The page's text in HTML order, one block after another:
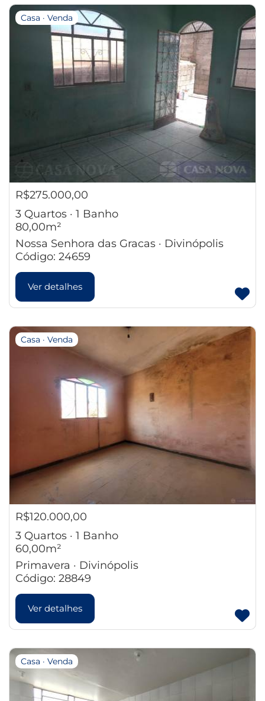
Casa · Venda
R$275.000,00
3 Quartos · 1 Banho
80,00m²
Nossa Senhora das Gracas · Divinópolis
Código: 24659
Ver detalhes
Casa · Venda
R$120.000,00
3 Quartos · 1 Banho
60,00m²
Primavera · Divinópolis
Código: 28849
Ver detalhes
Casa · Venda